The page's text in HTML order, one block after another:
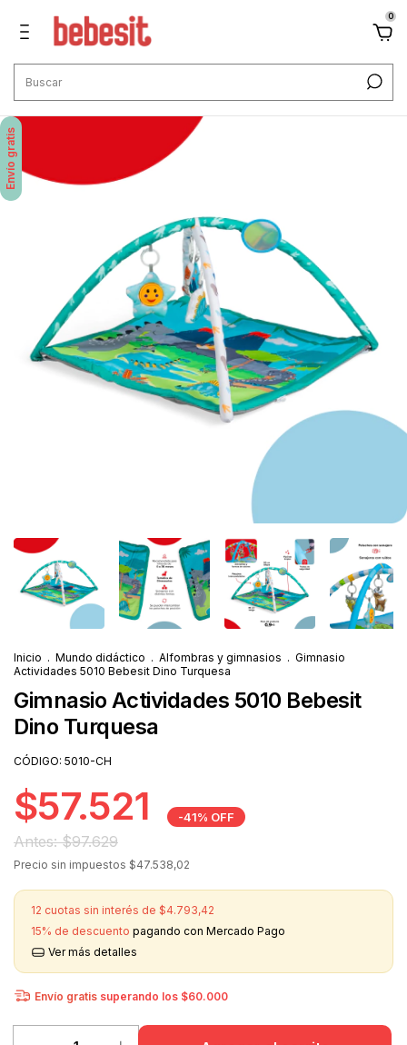
0
Envío gratis
Inicio . Mundo didáctico . Alfombras y gimnasios . Gimnasio
Actividades 5010 Bebesit Dino Turquesa
Gimnasio Actividades 5010 Bebesit
Dino Turquesa
CÓDIGO: 5010-CH
$57.521 -41% OFF
$97.629
Precio sin impuestos $47.538,02
12 cuotas sin interés de $4.793,42
15% de descuento pagando con Mercado Pago
Ver más detalles
Envío gratis superando los $60.000